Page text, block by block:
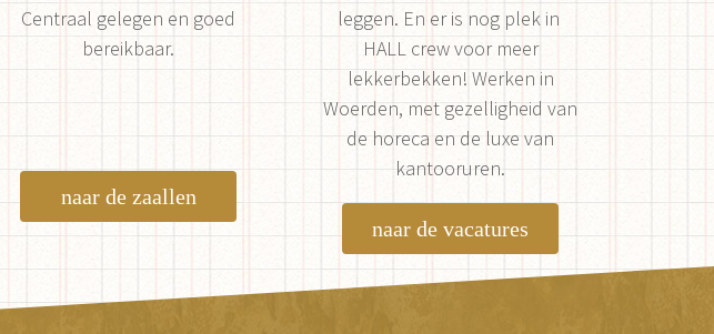
Centraal gelegen en goed
bereikbaar.
naar de zaallen
leggen. En er is nog plek in
HALL crew voor meer
lekkerbekken! Werken in
Woerden, met gezelligheid van
de horeca en de luxe van
kantooruren.
naar de vacatures